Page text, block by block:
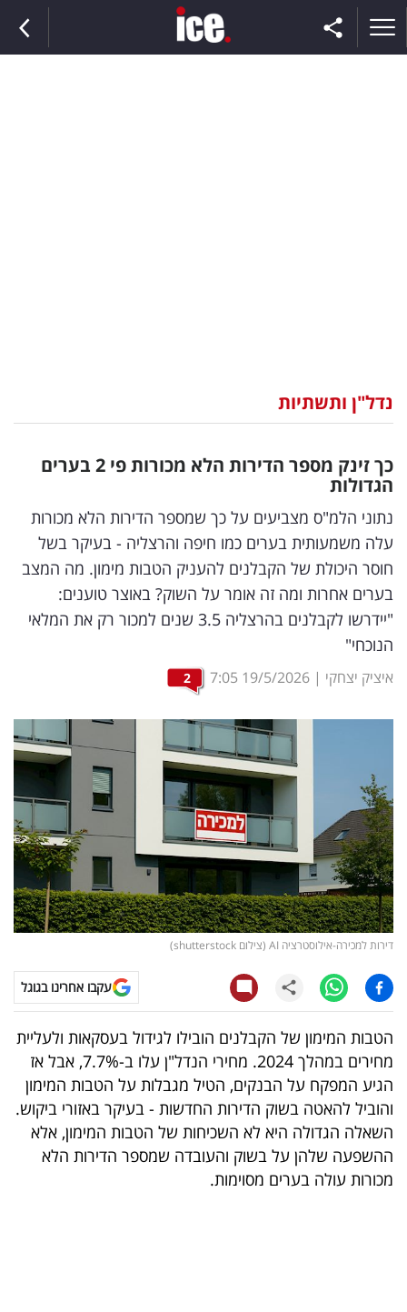
וצרכנות
דיגיטל
וטק
שיווק
ופרסום
משפט
מדדים
רכילות
עסקית
קריפטו
ויראלי
טלוויזיה
עסקי
ספורט
קריירה
ולימודים
מינויים
רייטינג
נדל"ן ותשתיות
כך זינק מספר הדירות הלא מכורות פי 2 בערים
הגדולות
נתוני הלמ"ס מצביעים על כך שמספר הדירות הלא מכורות
עלה משמעותית בערים כמו חיפה והרצליה - בעיקר בשל
חוסר היכולת של הקבלנים להעניק הטבות מימון. מה המצב
בערים אחרות ומה זה אומר על השוק? באוצר טוענים:
"יידרשו לקבלנים בהרצליה 3.5 שנים למכור רק את המלאי
הנוכחי"
איציק יצחקי |
19/5/2026
7:05
2
דירות למכירה-אילוסטרציה AI (צילום shutterstock)
עקבו אחרינו בגוגל
הטבות המימון של הקבלנים הובילו לגידול בעסקאות ולעליית
מחירים במהלך 2024. מחירי הנדל"ן עלו ב-7.7%, אבל אז
הגיע המפקח על הבנקים, הטיל מגבלות על הטבות המימון
והוביל להאטה בשוק הדירות החדשות - בעיקר באזורי ביקוש.
השאלה הגדולה היא לא השכיחות של הטבות המימון, אלא
ההשפעה שלהן על בשוק והעובדה שמספר הדירות הלא
מכורות עולה בערים מסוימות.